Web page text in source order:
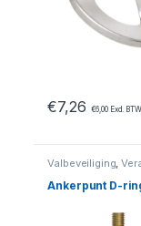
€7,26 €6,00Excl. BTW
Valbeveiliging ,
Ankerpunt D-